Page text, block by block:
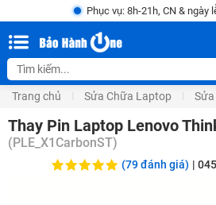
Phục vụ: 8h-21h, CN & ngày
Trang chủ Sửa Chữa Laptop
Thay Pin Laptop Lenovo
(PLE_X1CarbonST)
(79 đánh giá) | 045